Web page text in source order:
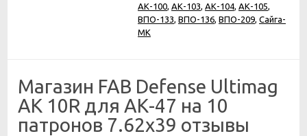
АК-100, АК-103, АК-104, АК-105,
ВПО-133, ВПО-136, ВПО-209, Сайга-
МК
Магазин FAB Defense Ultimag
AK 10R для АК-47 на 10
патронов 7.62x39 отзывы